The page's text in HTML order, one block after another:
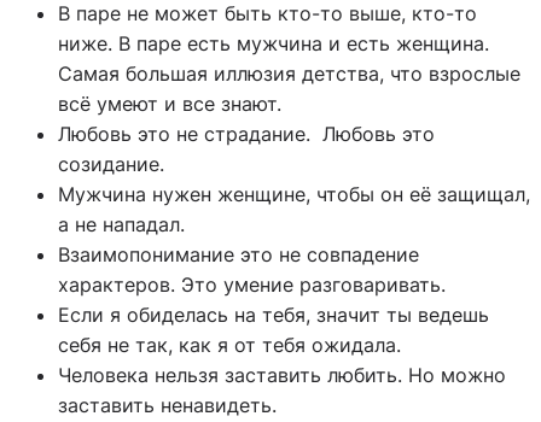
В паре не может быть кто-то выше, кто-то
ниже. В паре есть мужчина и есть женщина.
Самая большая иллюзия детства, что взрослые
всё умеют и все знают.
Любовь это не страдание. Любовь это
созидание.
Мужчина нужен женщине, чтобы он её защищал,
а не нападал.
Взаимопонимание это не совпадение
характеров. Это умение разговаривать.
Если я обиделась на тебя, значит ты ведешь
себя не так, как я от тебя ожидала.
Человека нельзя заставить любить. Но можно
заставить ненавидеть.